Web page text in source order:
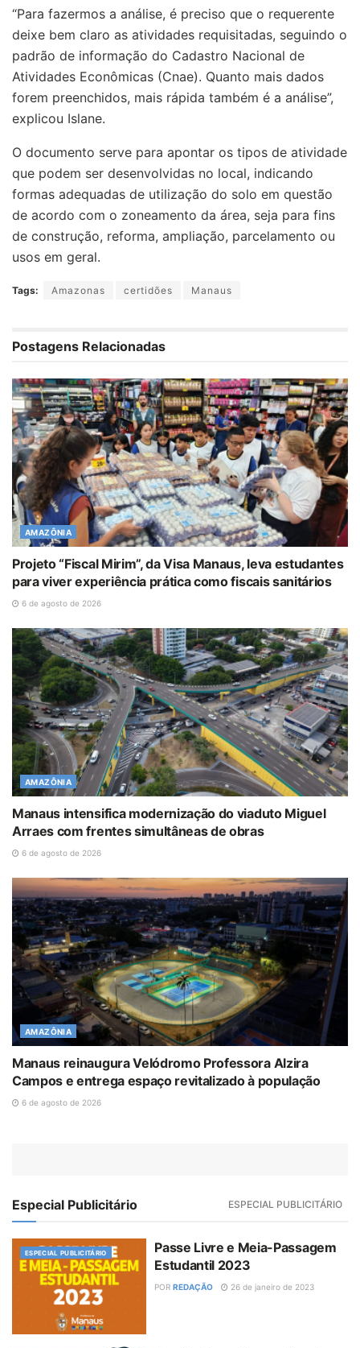
“Para fazermos a análise, é preciso que o requerente
deixe bem claro as atividades requisitadas, seguindo o
padrão de informação do Cadastro Nacional de
Atividades Econômicas (Cnae). Quanto mais dados
forem preenchidos, mais rápida também é a análise”,
explicou Islane.
O documento serve para apontar os tipos de atividade
que podem ser desenvolvidas no local, indicando
formas adequadas de utilização do solo em questão
de acordo com o zoneamento da área, seja para fins
de construção, reforma, ampliação, parcelamento ou
usos em geral.
Tags: Amazonas certidões Manaus
Postagens Relacionadas
AMAZÔNIA
Projeto “Fiscal Mirim”, da Visa Manaus, leva estudantes
para viver experiência prática como fiscais sanitários
6 de agosto de 2026
AMAZÔNIA
Manaus intensifica modernização do viaduto Miguel
Arraes com frentes simultâneas de obras
6 de agosto de 2026
AMAZÔNIA
Manaus reinaugura Velódromo Professora Alzira
Campos e entrega espaço revitalizado à população
6 de agosto de 2026
Especial Publicitário ESPECIAL PUBLICITÁRIO
ESPECIAL PUBLICITÁRIO
Passe Livre e Meia-Passagem
Estudantil 2023
POR REDAÇÃO 26 de janeiro de 2023